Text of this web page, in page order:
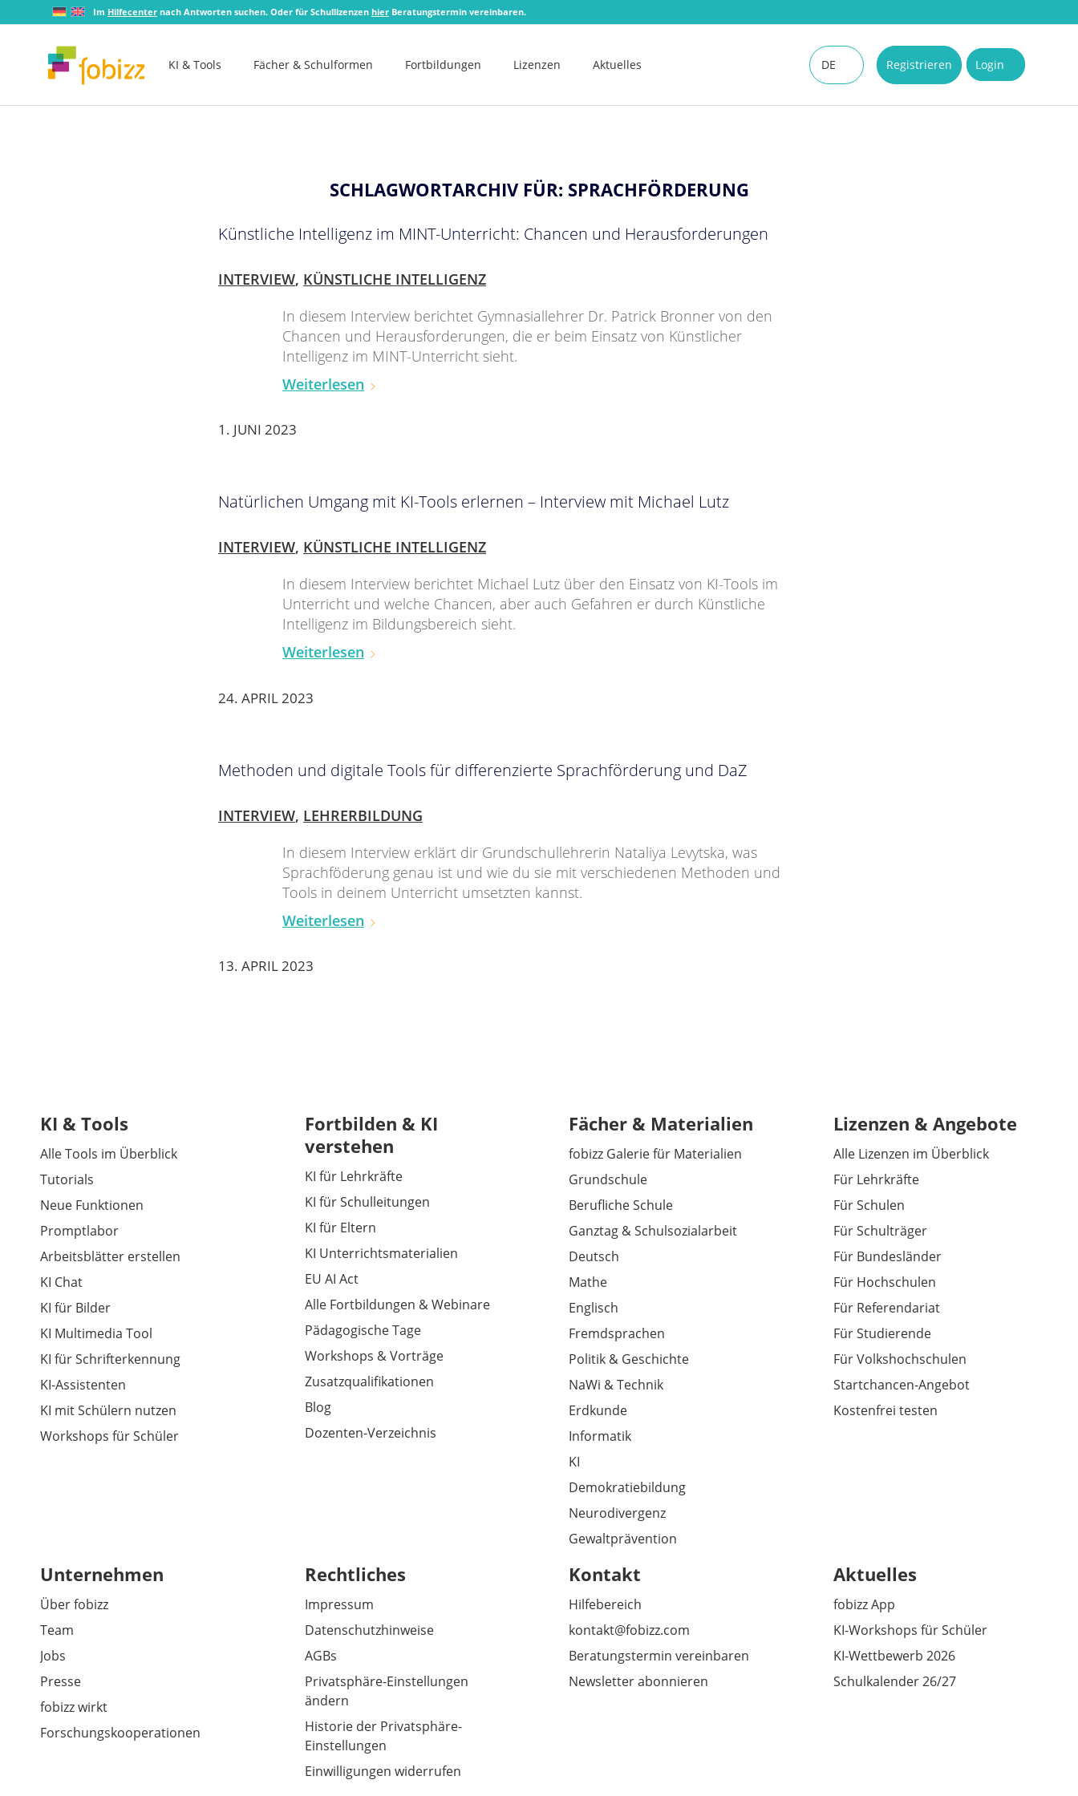
Im Hilfecenter nach Antworten suchen. Oder für Schullizenzen hier Beratungstermin vereinbaren.
KI & Tools Fächer & Schulformen Fortbildungen Lizenzen Aktuelles Registrieren Login
DE
SCHLAGWORTARCHIV FÜR: SPRACHFÖRDERUNG
Künstliche Intelligenz im MINT-Unterricht: Chancen und Herausforderungen
INTERVIEW, KÜNSTLICHE INTELLIGENZ
In diesem Interview berichtet Gymnasiallehrer Dr. Patrick Bronner von den
Chancen und Herausforderungen, die er beim Einsatz von Künstlicher
Intelligenz im MINT-Unterricht sieht.
Weiterlesen
1. JUNI 2023
Natürlichen Umgang mit KI-Tools erlernen – Interview mit Michael Lutz
INTERVIEW, KÜNSTLICHE INTELLIGENZ
In diesem Interview berichtet Michael Lutz über den Einsatz von KI-Tools im
Unterricht und welche Chancen, aber auch Gefahren er durch Künstliche
Intelligenz im Bildungsbereich sieht.
Weiterlesen
24. APRIL 2023
Methoden und digitale Tools für differenzierte Sprachförderung und DaZ
INTERVIEW, LEHRERBILDUNG
In diesem Interview erklärt dir Grundschullehrerin Nataliya Levytska, was
Sprachföderung genau ist und wie du sie mit verschiedenen Methoden und
Tools in deinem Unterricht umsetzten kannst.
Weiterlesen
13. APRIL 2023
KI & Tools
Alle Tools im Überblick
Tutorials
Neue Funktionen
Promptlabor
Arbeitsblätter erstellen
KI Chat
KI für Bilder
KI Multimedia Tool
KI für Schrifterkennung
KI-Assistenten
KI mit Schülern nutzen
Workshops für Schüler
Fortbilden & KI
verstehen
KI für Lehrkräfte
KI für Schulleitungen
KI für Eltern
KI Unterrichtsmaterialien
EU AI Act
Alle Fortbildungen & Webinare
Pädagogische Tage
Workshops & Vorträge
Zusatzqualifikationen
Blog
Dozenten-Verzeichnis
Fächer & Materialien
fobizz Galerie für Materialien
Grundschule
Berufliche Schule
Ganztag & Schulsozialarbeit
Deutsch
Mathe
Englisch
Fremdsprachen
Politik & Geschichte
NaWi & Technik
Erdkunde
Informatik
KI
Demokratiebildung
Neurodivergenz
Gewaltprävention
Lizenzen & Angebote
Alle Lizenzen im Überblick
Für Lehrkräfte
Für Schulen
Für Schulträger
Für Bundesländer
Für Hochschulen
Für Referendariat
Für Studierende
Für Volkshochschulen
Startchancen-Angebot
Kostenfrei testen
Unternehmen
Über fobizz
Team
Jobs
Presse
fobizz wirkt
Forschungskooperationen
Rechtliches
Impressum
Datenschutzhinweise
AGBs
Privatsphäre-Einstellungen
ändern
Historie der Privatsphäre-
Einstellungen
Einwilligungen widerrufen
Kontakt
Hilfebereich
kontakt@fobizz.com
Beratungstermin vereinbaren
Newsletter abonnieren
Aktuelles
fobizz App
KI-Workshops für Schüler
KI-Wettbewerb 2026
Schulkalender 26/27